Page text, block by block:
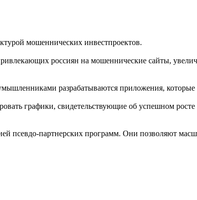
мошеннических инвестпроектов.
россиян на мошеннические сайты,
разрабатываются приложения,
графики, свидетельствующие об успешном росте
псевдо-партнерских программ. Они позволяют